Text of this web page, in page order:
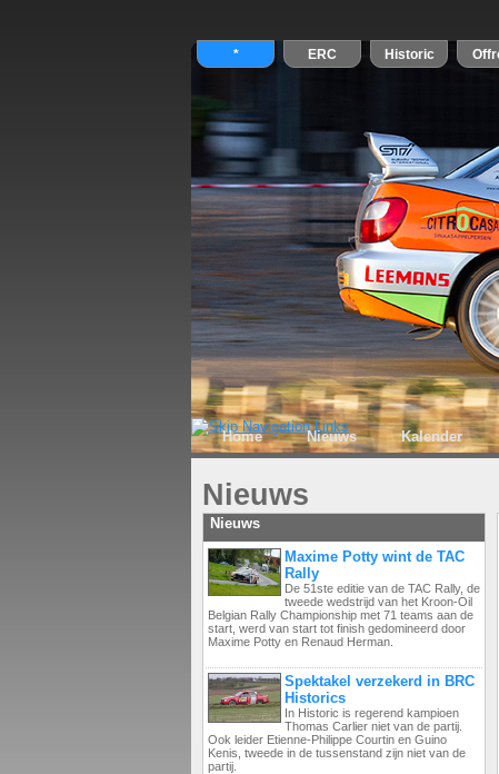
Home Nieuws Kalender
Nieuws
Nieuws
Maxime Potty wint de TAC
Rally
De 51ste editie van de TAC Rally, de
tweede wedstrijd van het Kroon-Oil
Belgian Rally Championship met 71 teams aan de
start, werd van start tot finish gedomineerd door
Maxime Potty en Renaud Herman.
Spektakel verzekerd in BRC
Historics
In Historic is regerend kampioen
Thomas Carlier niet van de partij.
Ook leider Etienne-Philippe Courtin en Guino
Kenis, tweede in de tussenstand zijn niet van de
partij.